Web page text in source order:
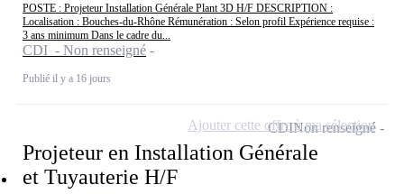
POSTE : Projeteur Installation Générale Plant 3D H/F DESCRIPTION :
Localisation : Bouches-du-Rhône Rémunération : Selon profil Expérience requise :
3 ans minimum Dans le cadre du...
CDI - Non renseigné
Publié il y a 16 jours
Projeteur en Installation Générale
et Tuyauterie H/F
CDINon renseigné
Ajouter cette offre à ma sélection